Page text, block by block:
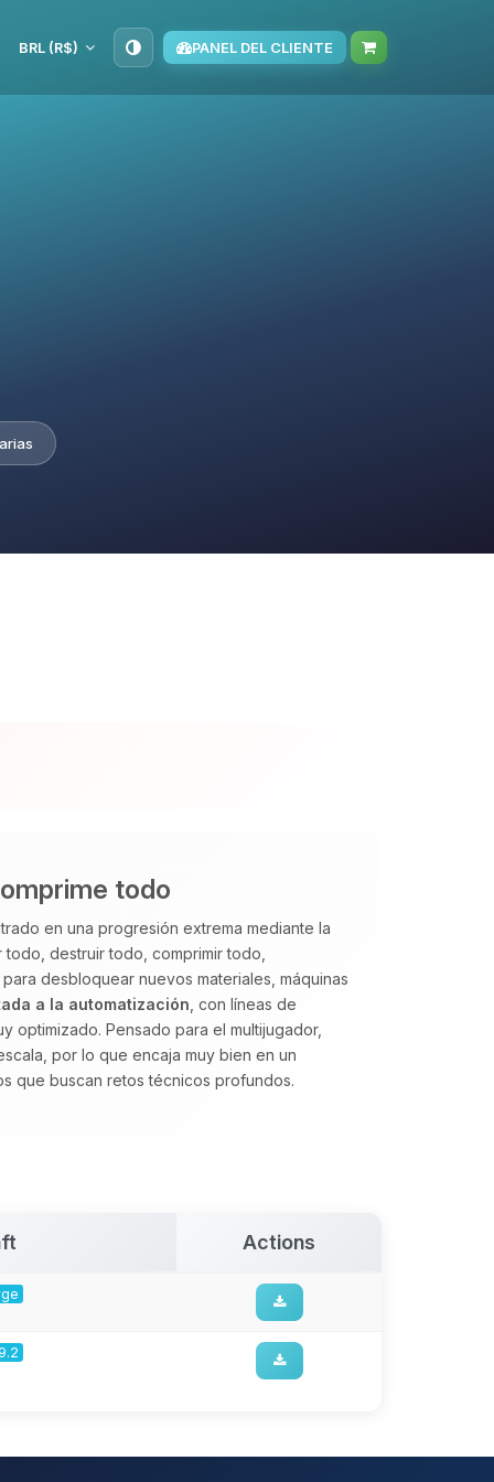
BRL (R$) PANEL DEL CLIENTE
todo
en una progresión extrema mediante la
todo, destruir todo, comprimir todo,
desbloquear nuevos materiales, máquinas
a la automatización , con líneas de
optimizado. Pensado para el multijugador,
por lo que encaja muy bien en un
que buscan retos técnicos profundos.
Actions